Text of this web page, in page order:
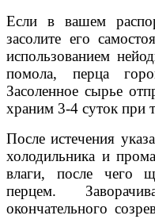
Если в вашем
засолите его
использованием
помола, перца
Засоленное сырье
храним 3-4 суток при
После истечения
холодильника и
влаги, после чего
перцем.
окончательного